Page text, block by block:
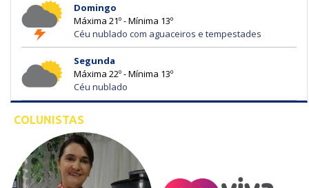
Domingo
Máxima 21º - Mínima 13º
Céu nublado com aguaceiros e tempestades
Segunda
Máxima 22º - Mínima 13º
Céu nublado
COLUNISTAS